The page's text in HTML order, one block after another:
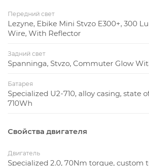
Передний свет
Lezyne, Ebike Mini Stvzo E300+, 300
Wire, With Reflector
Задний свет
Spanninga, Stvzo, Commuter Glow
Батарея
Specialized U2-710, alloy casing, state
710Wh
Свойства двигателя
Двигатель
Specialized 2.0, 70Nm torque, custom